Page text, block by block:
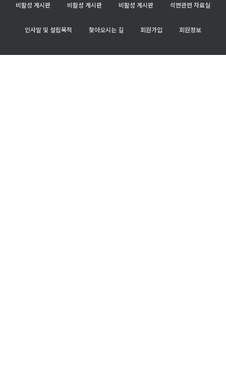
비활성 게시판 비활성 게시판 비활성 게시판 석면관련 자료실
인사말 및 설립목적 찾아오시는 길 회원가입 회원정보